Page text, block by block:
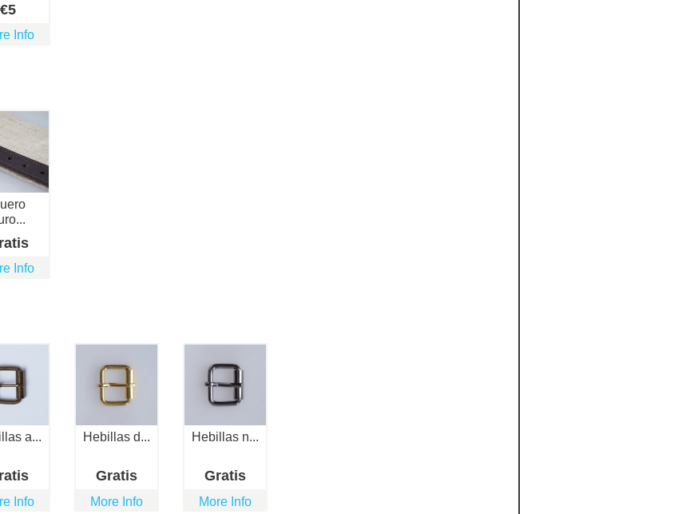
€5
Info
Info
a...
Info
Hebillas d...
Gratis
More Info
Hebillas n...
Gratis
More Info